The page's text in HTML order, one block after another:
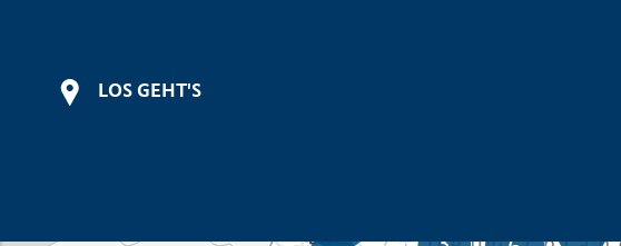
LOS GEHT'S